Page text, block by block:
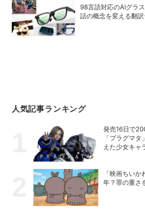
98言語対応のAIグラ
話の概念を変える翻
人気記事ランキング
発売16日で
「プラグマ
えた少女キャ
「映画ちい
年？罪の重さ